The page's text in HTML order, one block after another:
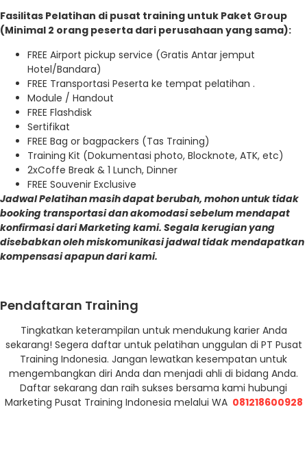
Fasilitas Pelatihan di pusat training untuk Paket Group
(Minimal 2 orang peserta dari perusahaan yang sama):
FREE Airport pickup service (Gratis Antar jemput
Hotel/Bandara)
FREE Transportasi Peserta ke tempat pelatihan .
Module / Handout
FREE Flashdisk
Sertifikat
FREE Bag or bagpackers (Tas Training)
Training Kit (Dokumentasi photo, Blocknote, ATK, etc)
2xCoffe Break & 1 Lunch, Dinner
FREE Souvenir Exclusive
Jadwal Pelatihan masih dapat berubah, mohon untuk tidak
booking transportasi dan akomodasi sebelum mendapat
konfirmasi dari Marketing kami. Segala kerugian yang
disebabkan oleh miskomunikasi jadwal tidak mendapatkan
kompensasi apapun dari kami.
Pendaftaran Training
Tingkatkan keterampilan untuk mendukung karier Anda
sekarang! Segera daftar untuk pelatihan unggulan di PT Pusat
Training Indonesia. Jangan lewatkan kesempatan untuk
mengembangkan diri Anda dan menjadi ahli di bidang Anda.
Daftar sekarang dan raih sukses bersama kami hubungi
Marketing Pusat Training Indonesia melalui WA 081218600928